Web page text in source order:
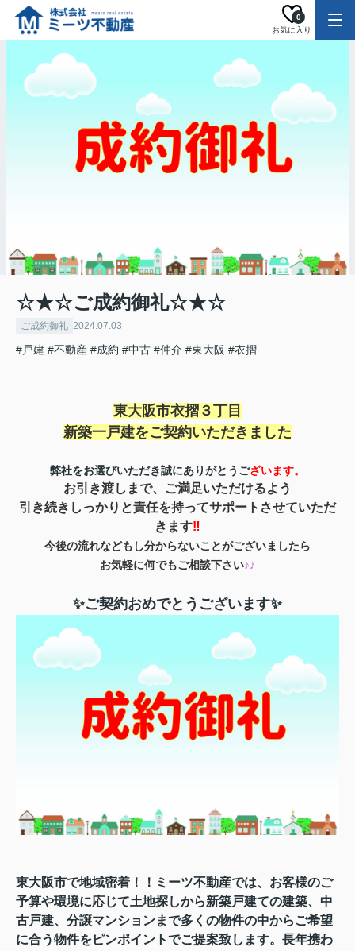
お気に入り
0
☆★☆ご成約御礼☆★☆
ご成約御礼 2024.07.03
#戸建 #不動産 #成約 #中古 #仲介 #東大阪 #衣摺
東大阪市衣摺３丁目
新築一戸建をご契約いただきました
弊社をお選びいただき誠にありがとうございます。
お引き渡しまで、ご満足いただけるよう
引き続きしっかりと責任を持ってサポートさせていただ
きます‼
今後の流れなどもし分からないことがございましたら
お気軽に何でもご相談下さい♪♪
✨ご契約おめでとうございます✨
東大阪市で地域密着！！ミーツ不動産では、お客様のご
予算や環境に応じて土地探しから新築戸建ての建築、中
古戸建、分譲マンションまで多くの物件の中からご希望
に合う物件をピンポイントでご提案致します。長年携わ